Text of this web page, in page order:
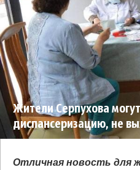
Жители Серпухова
диспансеризацию, не
Отличная новость для